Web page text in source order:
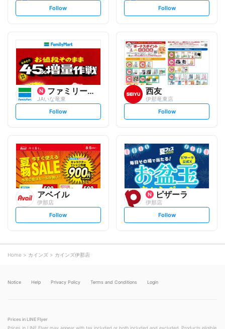
s
t
l
o
Follow
s
t
l
o
w
Follow
ファミリーマート
JAいな竜東
s
t
l
o
w
Follow
西友
伊那竜東店
s
t
l
o
w
Follow
アベイル
伊那店
s
t
l
o
w
Follow
ピザーラ
伊那店
s
t
l
Follow
Home カインズ カインズ伊那店
Notice Help Privacy Policy Terms and Conditions Login
Prices in LINE Flyer